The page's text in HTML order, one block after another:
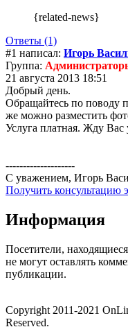
{related-news}
Ответы (1)
#1 написал: Игорь
Группа:
21 августа 2013 18:51
Добрый день.
Обращайтесь по поводу
же можно разместить
Услуга платная. Жду Вас
--------------------
С уважением, Игорь
Получить консультацию
Информация
Посетители,
не могут оставлять
публикации.
Copyright 2011-2021
Reserved.